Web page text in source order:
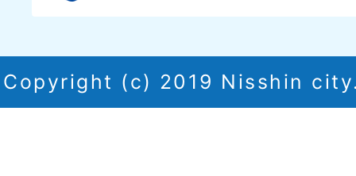
Copyright (c) 2019 Nisshin